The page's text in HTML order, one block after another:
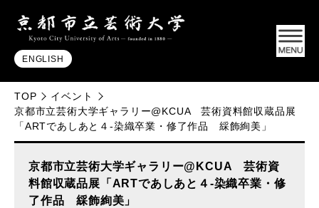
ENGLISH
TOP
イベント
京都市立芸術大学ギャラリー@KCUA 芸術資料館収蔵品展
「ARTであしあと４-染織卒業・修了作品 綵飾絢美」
京都市立芸術大学ギャラリー@KCUA 芸術資
料館収蔵品展「ARTであしあと４-染織卒業・修
了作品 綵飾絢美」